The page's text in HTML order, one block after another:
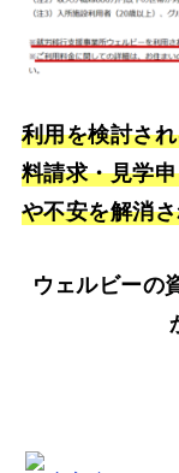
利用を検討さ
料請求・見学
や不安を解消
ウェルビーの